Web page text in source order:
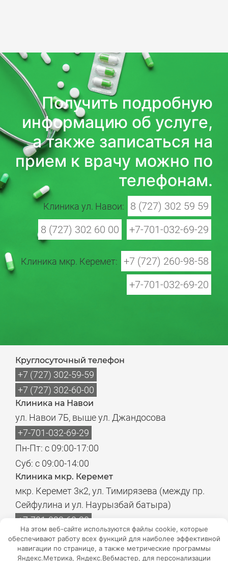
Получить подробную
информацию об услуге,
а также записаться на
прием к врачу можно по
телефонам.
Клиника ул. Навои:
8 (727) 302 59 59
8 (727) 302 60 00
+7-701-032-69-29
Клиника мкр. Керемет:
+7 (727) 260-98-58
+7-701-032-69-20
Круглосуточный телефон
+7 (727) 302-59-59
+7 (727) 302-60-00
Клиника на Навои
ул. Навои 7Б, выше ул. Джандосова
+7-701-032-69-29
Пн-Пт: с 09:00-17:00
Суб: с 09:00-14:00
Клиника мкр. Керемет
мкр. Керемет 3к2, ул. Тимирязева (между пр.
Сейфулина и ул. Наурызбай батыра)
+7-701-032-69-20
Пн-Пт: с 08:00-17:00
Суб: с 08:00-14:00
На этом веб-сайте используются файлы cookie, которые
обеспечивают работу всех функций для наиболее эффективной
навигации по странице, а также метрические программы
Яндекс.Метрика, Яндекс.Вебмастер, для персонализации